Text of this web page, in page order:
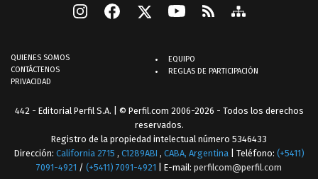
QUIENES SOMOS
CONTÁCTENOS
PRIVACIDAD
EQUIPO
REGLAS DE PARTICIPACIÓN
442 - Editorial Perfil S.A. | © Perfil.com 2006-2026 - Todos los derechos
reservados.
Registro de la propiedad intelectual número 5346433
Dirección: California 2715 , C1289ABI , CABA, Argentina | Teléfono: (+5411)
7091-4921 / (+5411) 7091-4921 | E-mail: perfilcom@perfil.com